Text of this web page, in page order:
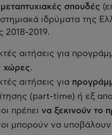
σπουδές
ιδρύματα της
2018-2019.
αιτήσεις για
χώρες.
αιτήσεις για
(part-time) ή εξ
πρέπει να ξεκινούν το
μπορούν να υποβάλουν